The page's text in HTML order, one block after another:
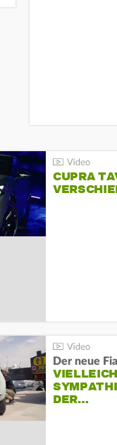
CUPRA
Der neue
DER…